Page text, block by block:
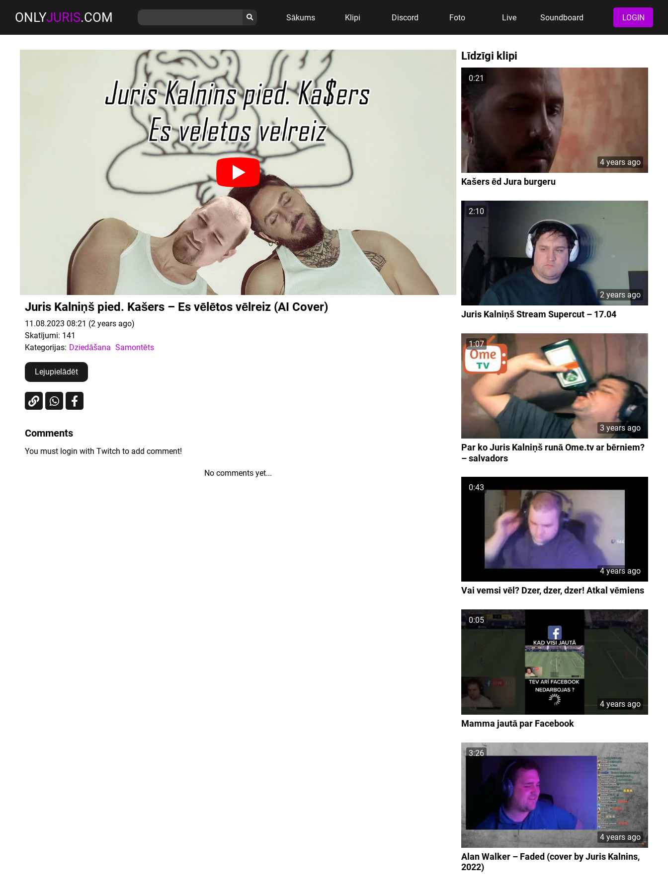
ONLYJURIS.COM Sākums Klipi Discord Foto Live Soundboard LOGIN
Juris Kalniņš pied. Kašers – Es vēlētos vēlreiz (AI Cover)
11.08.2023 08:21 (2 years ago)
Skatījumi: 141
Kategorijas: Dziedāšana Samontēts
Lejupielādēt
Comments
You must login with Twitch to add comment!
No comments yet...
Līdzīgi klipi
0:21
4 years ago
Kašers ēd Jura burgeru
2:10
2 years ago
Juris Kalniņš Stream Supercut – 17.04
1:07
3 years ago
Par ko Juris Kalniņš runā Ome.tv ar bērniem?
– salvadors
0:43
4 years ago
Vai vemsi vēl? Dzer, dzer, dzer! Atkal vēmiens
0:05
4 years ago
Mamma jautā par Facebook
3:26
4 years ago
Alan Walker – Faded (cover by Juris Kalnins,
2022)